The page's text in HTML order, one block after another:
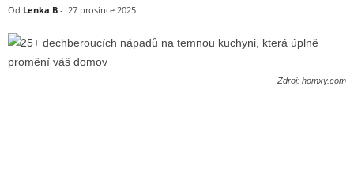
Od Lenka B - 27 prosince 2025
Zdroj: homxy.com